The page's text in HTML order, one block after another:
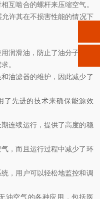
啮合的螺杆来压缩空气。
许其在不损害性能的情况下
滑油，防止了油分子对压
。
油滤器的维护，因此减少了
先进的技术来确保能源效
连续运行，提供了高度的稳
，而且运行过程中减少了环
，用户可以轻松地监控和调
空气的各种应用，包括医